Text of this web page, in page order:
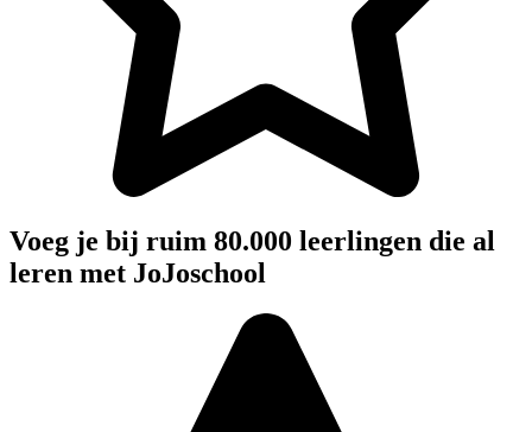
Voeg je bij ruim 80.000 leerlingen die al
leren met JoJoschool